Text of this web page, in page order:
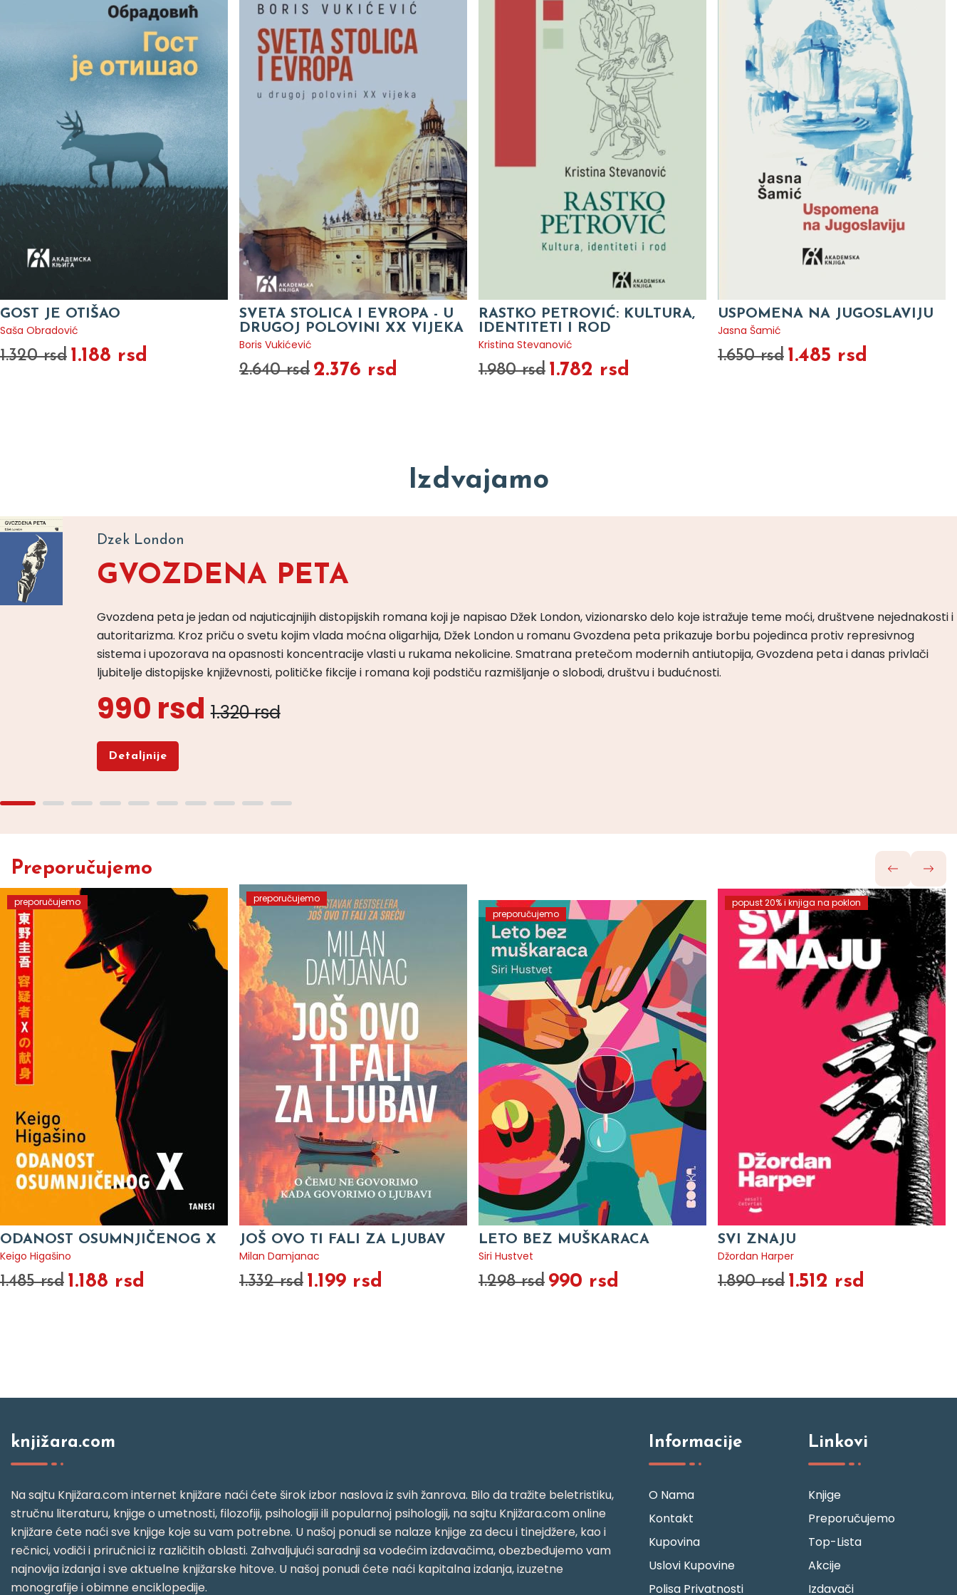
GOST JE OTIŠAO
Saša Obradović
1.320 rsd 1.188 rsd
SVETA STOLICA I EVROPA - U
DRUGOJ POLOVINI XX VIJEKA
Boris Vukićević
2.640 rsd 2.376 rsd
RASTKO PETROVIĆ: KULTURA,
IDENTITETI I ROD
Kristina Stevanović
1.980 rsd 1.782 rsd
USPOMENA NA JUGOSLAVIJU
Jasna Šamić
1.650 rsd 1.485 rsd
Izdvajamo
Dzek London
GVOZDENA PETA
Gvozdena peta je jedan od najuticajnijih distopijskih romana koji je napisao Džek London, vizionarsko delo koje istražuje teme moći, društvene nejednakosti i
autoritarizma. Kroz priču o svetu kojim vlada moćna oligarhija, Džek London u romanu Gvozdena peta prikazuje borbu pojedinca protiv represivnog
sistema i upozorava na opasnosti koncentracije vlasti u rukama nekolicine. Smatrana pretečom modernih antiutopija, Gvozdena peta i danas privlači
ljubitelje distopijske književnosti, političke fikcije i romana koji podstiču razmišljanje o slobodi, društvu i budućnosti.
990 rsd 1.320 rsd
Detaljnije
Preporučujemo
preporučujemo
ODANOST OSUMNJIČENOG X
Keigo Higašino
1.485 rsd 1.188 rsd
preporučujemo
JOŠ OVO TI FALI ZA LJUBAV
Milan Damjanac
1.332 rsd 1.199 rsd
preporučujemo
LETO BEZ MUŠKARACA
Siri Hustvet
1.298 rsd 990 rsd
popust 20% i knjiga na poklon
SVI ZNAJU
Džordan Harper
1.890 rsd 1.512 rsd
knjižara.com
Na sajtu Knjižara.com internet knjižare naći ćete širok izbor naslova iz svih žanrova. Bilo da tražite beletristiku,
stručnu literaturu, knjige o umetnosti, filozofiji, psihologiji ili popularnoj psihologiji, na sajtu Knjižara.com online
knjižare ćete naći sve knjige koje su vam potrebne. U našoj ponudi se nalaze knjige za decu i tinejdžere, kao i
rečnici, vodiči i priručnici iz različitih oblasti. Zahvaljujući saradnji sa vodećim izdavačima, obezbeđujemo vam
najnovija izdanja i sve aktuelne knjižarske hitove. U našoj ponudi ćete naći kapitalna izdanja, izuzetne
monografije i obimne enciklopedije.
Informacije
O Nama
Kontakt
Kupovina
Uslovi Kupovine
Polisa Privatnosti
Linkovi
Knjige
Preporučujemo
Top-Lista
Akcije
Izdavači